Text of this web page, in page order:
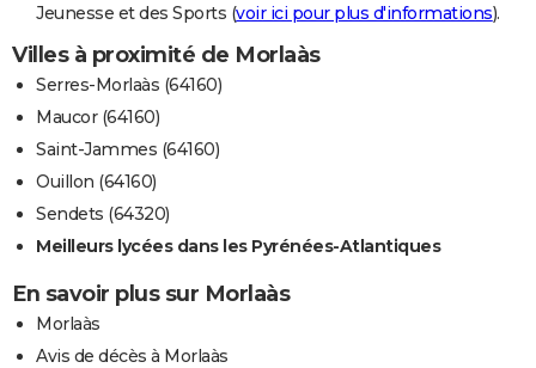
Jeunesse et des Sports (voir ici pour plus d'informations).
Villes à proximité de Morlaàs
Serres-Morlaàs (64160)
Maucor (64160)
Saint-Jammes (64160)
Ouillon (64160)
Sendets (64320)
Meilleurs lycées dans les Pyrénées-Atlantiques
En savoir plus sur Morlaàs
Morlaàs
Avis de décès à Morlaàs